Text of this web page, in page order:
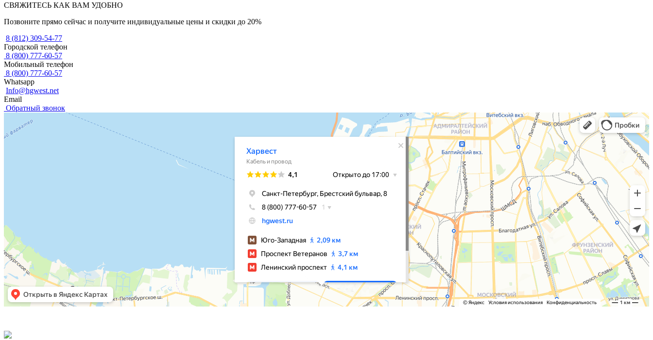
СВЯЖИТЕСЬ КАК ВАМ УДОБНО
Позвоните прямо сейчас и получите индивидуальные цены и скидки до 20%
8 (812) 309-54-77
Городской телефон
8 (800) 777-60-57
Мобильный телефон
8 (800) 777-60-57
Whatsapp
Info@hgwest.net
Email
Обратный звонок